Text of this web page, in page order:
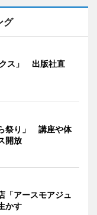
グ
ス」 出版社直
祭り」 講座や体
開放
「アースモアジュ
かす